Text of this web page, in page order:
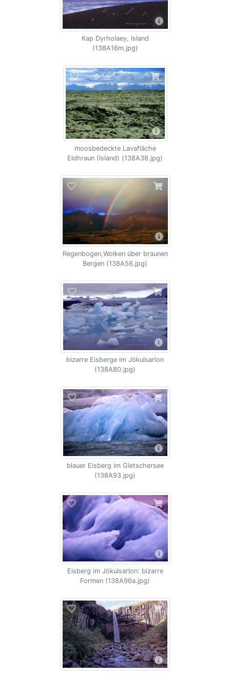
Kap Dyrholaey, Island
(138A16m.jpg)
moosbedeckte Lavafläche
Eldhraun (Island) (138A38.jpg)
Regenbogen,Wolken über braunen
Bergen (138A56.jpg)
bizarre Eisberge im Jökulsarlon
(138A80.jpg)
blauer Eisberg im Gletschersee
(138A93.jpg)
Eisberg im Jökulsarlon: bizarre
Formen (138A96a.jpg)